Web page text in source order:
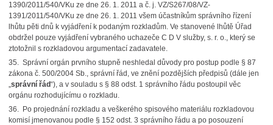
1390/2011/540/VKu ze dne 26. 1. 2011 a č. j. VZ/S267/08/VZ-
1391/2011/540/VKu ze dne 26. 1. 2011 všem účastníkům správního řízení
lhůtu pěti dnů k vyjádření k podaným rozkladům. Ve stanovené lhůtě Úřad
obdržel pouze vyjádření vybraného uchazeče C D V služby, s. r. o., který se
ztotožnil s rozkladovou argumentací zadavatele.
35. Správní orgán prvního stupně neshledal důvody pro postup podle § 87
zákona č. 500/2004 Sb., správní řád, ve znění pozdějších předpisů (dále jen
„správní řád“), a v souladu s § 88 odst. 1 správního řádu postoupil věc
orgánu rozhodujícímu o rozkladu.
36. Po projednání rozkladu a veškerého spisového materiálu rozkladovou
komisí jmenovanou podle § 152 odst. 3 správního řádu a po posouzení